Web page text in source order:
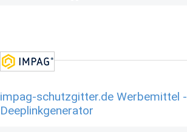
impag-schutzgitter.de Werbemittel -
Deeplinkgenerator